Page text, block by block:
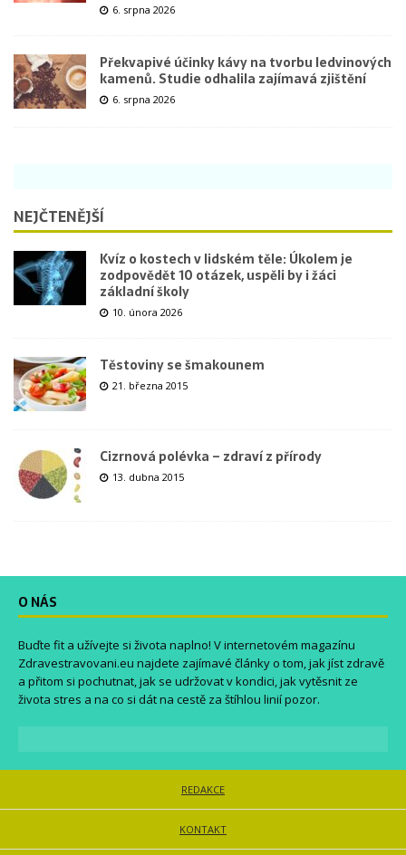
6. srpna 2026
Překvapivé účinky kávy na tvorbu ledvinových
kamenů. Studie odhalila zajímavá zjištění
6. srpna 2026
NEJČTENĚJŠÍ
Kvíz o kostech v lidském těle: Úkolem je
zodpovědět 10 otázek, uspěli by i žáci
základní školy
10. února 2026
Těstoviny se šmakounem
21. března 2015
Cizrnová polévka – zdraví z přírody
13. dubna 2015
O NÁS
Buďte fit a užívejte si života naplno! V internetovém magazínu
Zdravestravovani.eu najdete zajímavé články o tom, jak jíst zdravě
a přitom si pochutnat, jak se udržovat v kondici, jak vytěsnit ze
života stres a na co si dát na cestě za štíhlou linií pozor.
REDAKCE
KONTAKT